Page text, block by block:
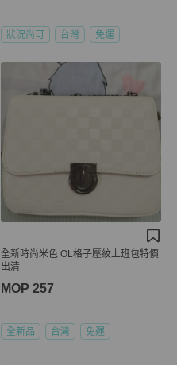
狀況尚可 台灣 免運
全新時尚米色 OL格子壓紋上班包特價
出清
MOP 257
全新品 台灣 免運